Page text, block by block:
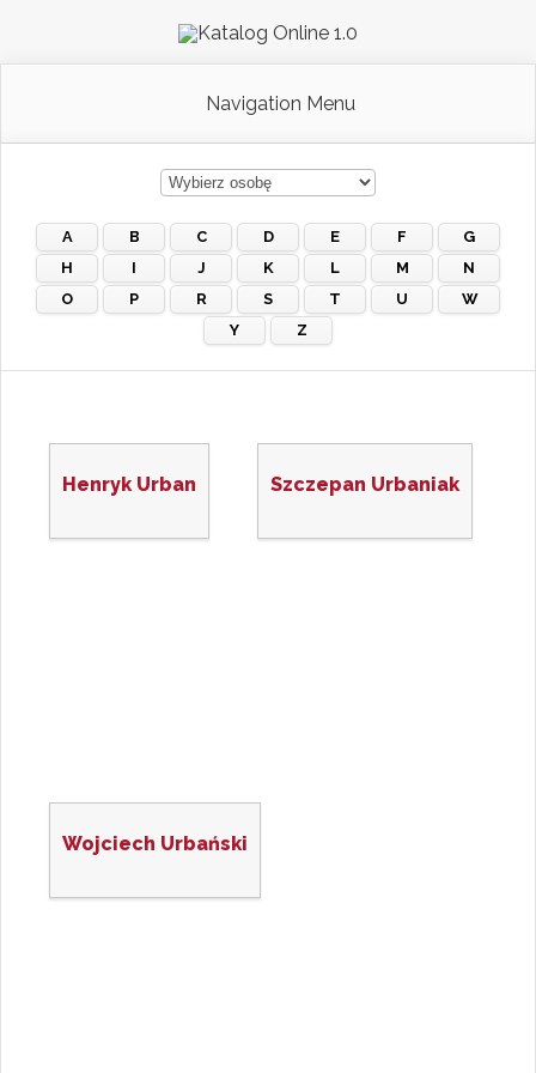
Navigation Menu
A B C D E F
G
H
I J K L M
N
O
P R S T U
W
Y
Z
Henryk Urban Szczepan Urbaniak
Wojciech Urbański